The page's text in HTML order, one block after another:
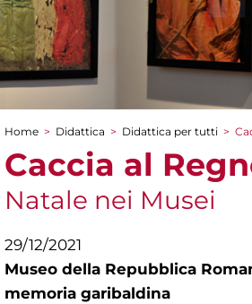
Tu sei qui
Home > Didattica > Didattica per tutti >
Caccia al
Natale nei Musei
29/12/2021
Museo della Repubblica
memoria garibaldina